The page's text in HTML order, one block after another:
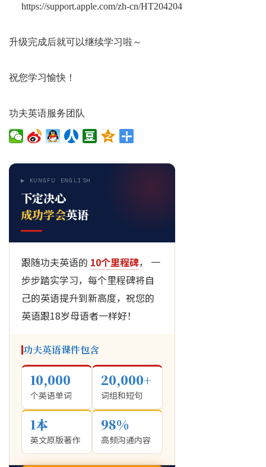
https://support.apple.com/zh-cn/HT204204
升级完成后就可以继续学习啦～
祝您学习愉快！
功夫英语服务团队
▶ KUNGFU ENGLISH
下定决心
成功学会英语
跟随功夫英语的 10个里程碑， 一
步步踏实学习，每个里程碑将自
己的英语提升到新高度，祝您的
英语跟18岁母语者一样好！
功夫英语课件包含
10,000
个英语单词
20,000+
词组和短句
1本
英文原版著作
98%
高频沟通内容